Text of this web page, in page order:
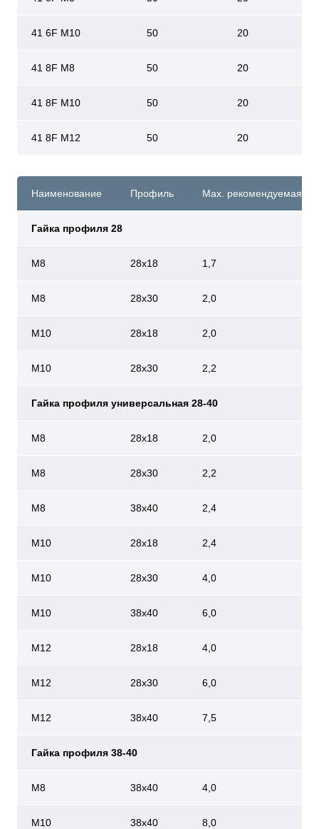
41 6F M10 50 20
41 8F M8 50 20
41 8F M10 50 20
41 8F M12 50 20
Наименование Профиль Мах. рекомендуемая
Гайка профиля 28
М8 28х18 1,7
М8 28х30 2,0
М10 28х18 2,0
М10 28х30 2,2
Гайка профиля универсальная 28-40
M8 28х18 2,0
M8 28х30 2,2
M8 38х40 2,4
M10 28х18 2,4
M10 28х30 4,0
M10 38х40 6,0
M12 28х18 4,0
M12 28х30 6,0
M12 38х40 7,5
Гайка профиля 38-40
М8 38х40 4,0
М10 38х40 8,0